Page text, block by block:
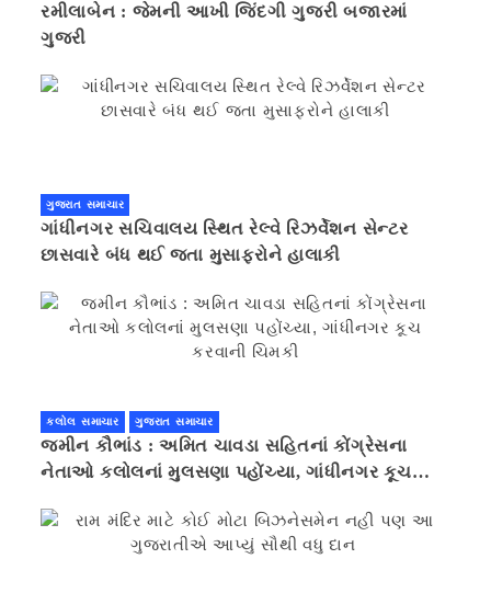
રમીલાબેન : જેમની આખી જિંદગી ગુજરી બજારમાં
ગુજરી
ગુજરાત સમાચાર
ગાંધીનગર સચિવાલય સ્થિત રેલ્વે રિઝર્વેશન સેન્ટર
છાસવારે બંધ થઈ જતા મુસાફરોને હાલાકી
કલોલ સમાચાર ગુજરાત સમાચાર
જમીન કૌભાંડ : અમિત ચાવડા સહિતનાં કોંગ્રેસના
નેતાઓ કલોલનાં મુલસણા પહોંચ્યા, ગાંધીનગર કૂચ